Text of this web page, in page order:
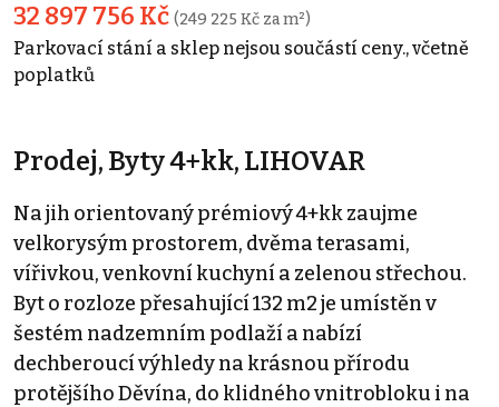
32 897 756 Kč (249 225 Kč za m²)
Parkovací stání a sklep nejsou součástí ceny., včetně
poplatků
Prodej, Byty 4+kk, LIHOVAR
Na jih orientovaný prémiový 4+kk zaujme
velkorysým prostorem, dvěma terasami,
vířivkou, venkovní kuchyní a zelenou střechou.
Byt o rozloze přesahující 132 m2 je umístěn v
šestém nadzemním podlaží a nabízí
dechberoucí výhledy na krásnou přírodu
protějšího Děvína, do klidného vnitrobloku i na